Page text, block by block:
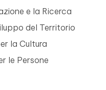
e la Ricerca
del Territorio
la Cultura
le Persone